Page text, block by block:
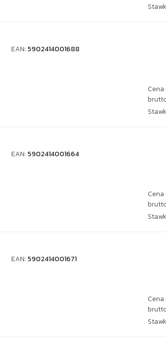
EAN: 5902414001688
EAN: 5902414001664
EAN: 5902414001671